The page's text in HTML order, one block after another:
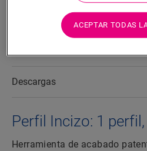
rematar sus escaleras y peldaños
Descargas
Perfil Incizo: 1
Herramienta de acabado
ACEPTAR TODAS